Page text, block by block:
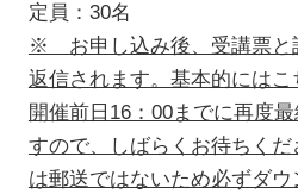
定員：30名
※ お申し込み後、受講票と
返信されます。基本的にはこ
開催前日16：00までに再度
すので、しばらくお待ちく
は郵送ではないため必ずダ